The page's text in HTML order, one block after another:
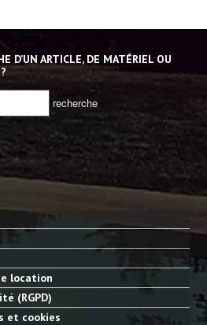
D’UN ARTICLE, DE MATÉRIEL OU
location
(RGPD)
et cookies